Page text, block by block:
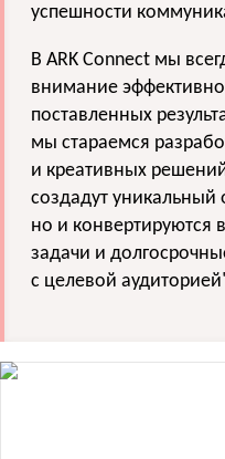
успешности
В ARK Connect мы
внимание
поставленных
мы стараемся
и креативных
создадут уникальный
но и конвертируются
задачи и
с целевой